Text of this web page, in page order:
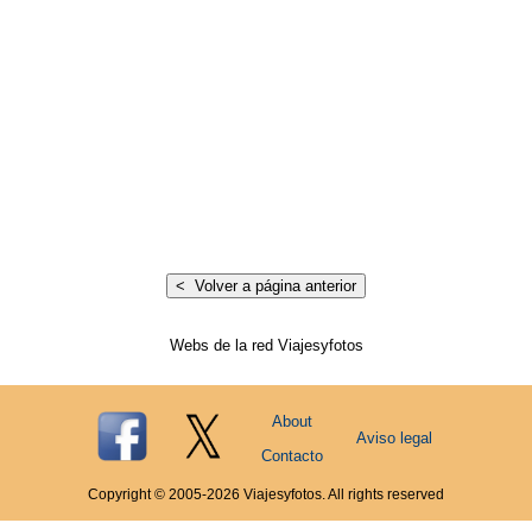
Webs de la red Viajesyfotos
About
Contacto
Aviso legal
Copyright © 2005-2026 Viajesyfotos. All rights reserved